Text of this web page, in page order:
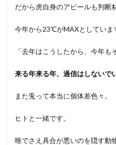
だから虎自身のアピールも判断
今年から23℃がMAXとしていま
「去年はこうしたから、今年も
来る年来る年、過信はしないで
また兎って本当に個体差色々。
ヒトと一緒です。
唯でさえ具合が悪いのを隠す動